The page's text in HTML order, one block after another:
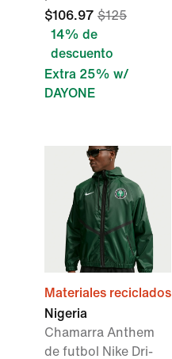
$106.97 $125
14% de
descuento
Extra 25% w/
DAYONE
Materiales reciclados
Nigeria
Chamarra Anthem
de futbol Nike Dri-